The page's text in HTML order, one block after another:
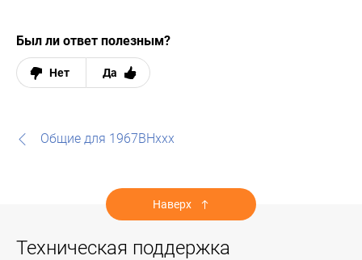
Был ли ответ полезным?
Нет Да
Общие для 1967ВНххх
Наверх
Техническая поддержка